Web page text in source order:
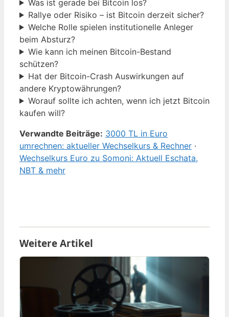
Was ist gerade bei Bitcoin los?
Rallye oder Risiko – ist Bitcoin derzeit sicher?
Welche Rolle spielen institutionelle Anleger
beim Absturz?
Wie kann ich meinen Bitcoin-Bestand
schützen?
Hat der Bitcoin-Crash Auswirkungen auf
andere Kryptowährungen?
Worauf sollte ich achten, wenn ich jetzt Bitcoin
kaufen will?
Verwandte Beiträge: 3000 TL in Euro
umrechnen: aktueller Wechselkurs & Rechner ·
Wechselkurs Euro zu Somoni: Aktuell Eschata,
NBT & mehr
Weitere Artikel